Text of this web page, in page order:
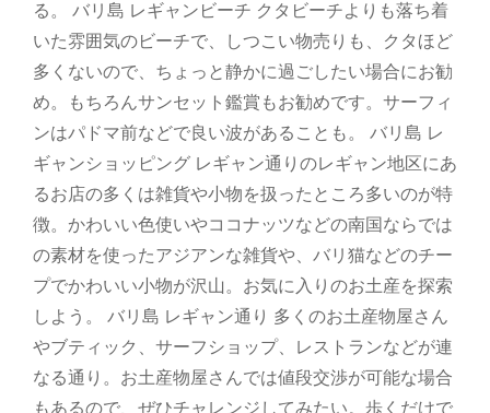
る。 バリ島 レギャンビーチ クタビーチよりも落ち着
いた雰囲気のビーチで、しつこい物売りも、クタほど
多くないので、ちょっと静かに過ごしたい場合にお勧
め。もちろんサンセット鑑賞もお勧めです。サーフィ
ンはパドマ前などで良い波があることも。 バリ島 レ
ギャンショッピング レギャン通りのレギャン地区にあ
るお店の多くは雑貨や小物を扱ったところ多いのが特
徴。かわいい色使いやココナッツなどの南国ならでは
の素材を使ったアジアンな雑貨や、バリ猫などのチー
プでかわいい小物が沢山。お気に入りのお土産を探索
しよう。 バリ島 レギャン通り 多くのお土産物屋さん
やブティック、サーフショップ、レストランなどが連
なる通り。お土産物屋さんでは値段交渉が可能な場合
もあるので、ぜひチャレンジしてみたい。歩くだけで